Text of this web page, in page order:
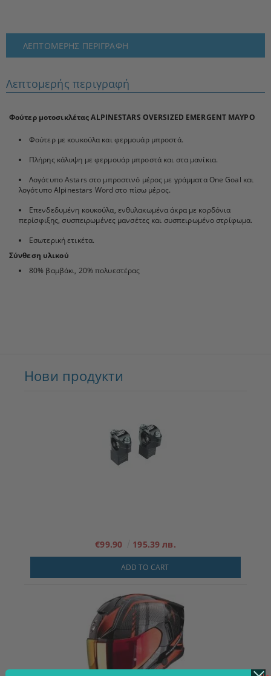
ΛΕΠΤΟΜΕΡΉΣ ΠΕΡΙΓΡΑΦΉ
Λεπτομερής περιγραφή
Φούτερ μοτοσικλέτας ALPINESTARS OVERSIZED EMERGENT ΜΑΥΡΟ
Φούτερ με κουκούλα και φερμουάρ μπροστά.
Πλήρης κάλυψη με φερμουάρ μπροστά και στα μανίκια.
Λογότυπο Astars στο μπροστινό μέρος με γράμματα One Goal και
λογότυπο Alpinestars Word στο πίσω μέρος.
Επενδεδυμένη κουκούλα, ενθυλακωμένα άκρα με κορδόνια
περίσφιξης, συσπειρωμένες μανσέτες και συσπειρωμένο στρίφωμα.
Εσωτερική ετικέτα.
Σύνθεση υλικού
80% βαμβάκι, 20% πολυεστέρας
Нови продукти
€99.90 195.39 лв.
ADD TO CART